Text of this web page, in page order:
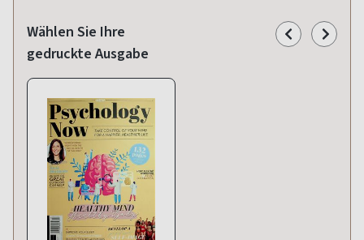
Wählen Sie Ihre
gedruckte Ausgabe